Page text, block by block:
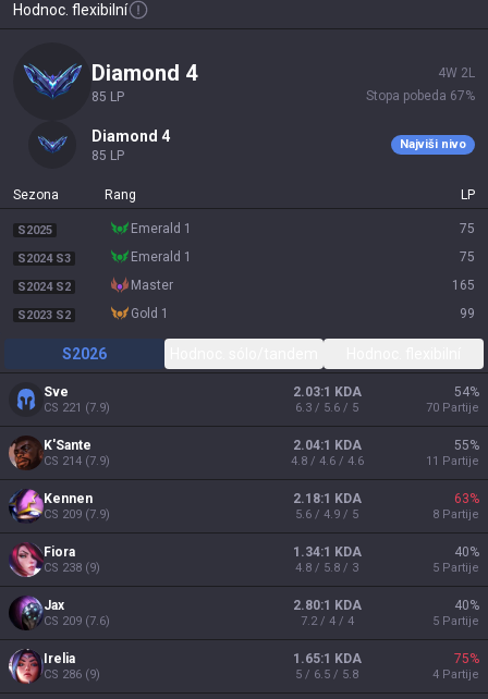
Hodnoc. flexibilní
diamond 4
85 LP
4W 2L
Stopa pobeda 67%
diamond 4
85 LP
Najviši nivo
Sezona Rang LP
S2025 emerald 1 75
S2024 S3 emerald 1 75
S2024 S2 master 165
S2023 S2 gold 1 99
S2026
Sve
CS 221 (7.9)
2.03:1 KDA
6.3 / 5.6 / 5
54%
70 Partije
K'Sante
CS 214 (7.9)
2.04:1 KDA
4.8 / 4.6 / 4.6
55%
11 Partije
Kennen
CS 209 (7.9)
2.18:1 KDA
5.6 / 4.9 / 5
63%
8 Partije
Fiora
CS 238 (9)
1.34:1 KDA
4.8 / 5.8 / 3
40%
5 Partije
Jax
CS 209 (7.6)
2.80:1 KDA
7.2 / 4 / 4
40%
5 Partije
Irelia
CS 286 (9)
1.65:1 KDA
5 / 6.5 / 5.8
75%
4 Partije